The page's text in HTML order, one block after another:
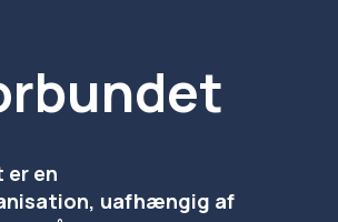
er en
uafhængig af